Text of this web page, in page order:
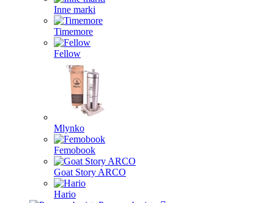
Inne marki
Timemore
Fellow
Mlynko
Femobook
Goat Story ARCO
Hario